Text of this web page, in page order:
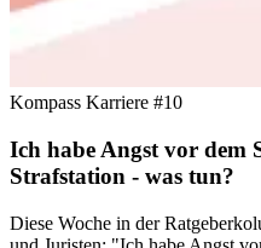
Kompass Karriere #10
Ich habe Angst vor dem
Strafstation - was tun?
Diese Woche in der